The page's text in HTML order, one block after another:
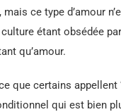
mais ce type d’amour
étant obsédée
qu’amour.
que certains appellent
qui est bien